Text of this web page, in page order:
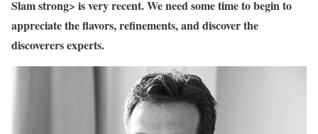
Slam strong> is very recent. We need some time to begin to
appreciate the flavors, refinements, and discover the
discoverers experts.